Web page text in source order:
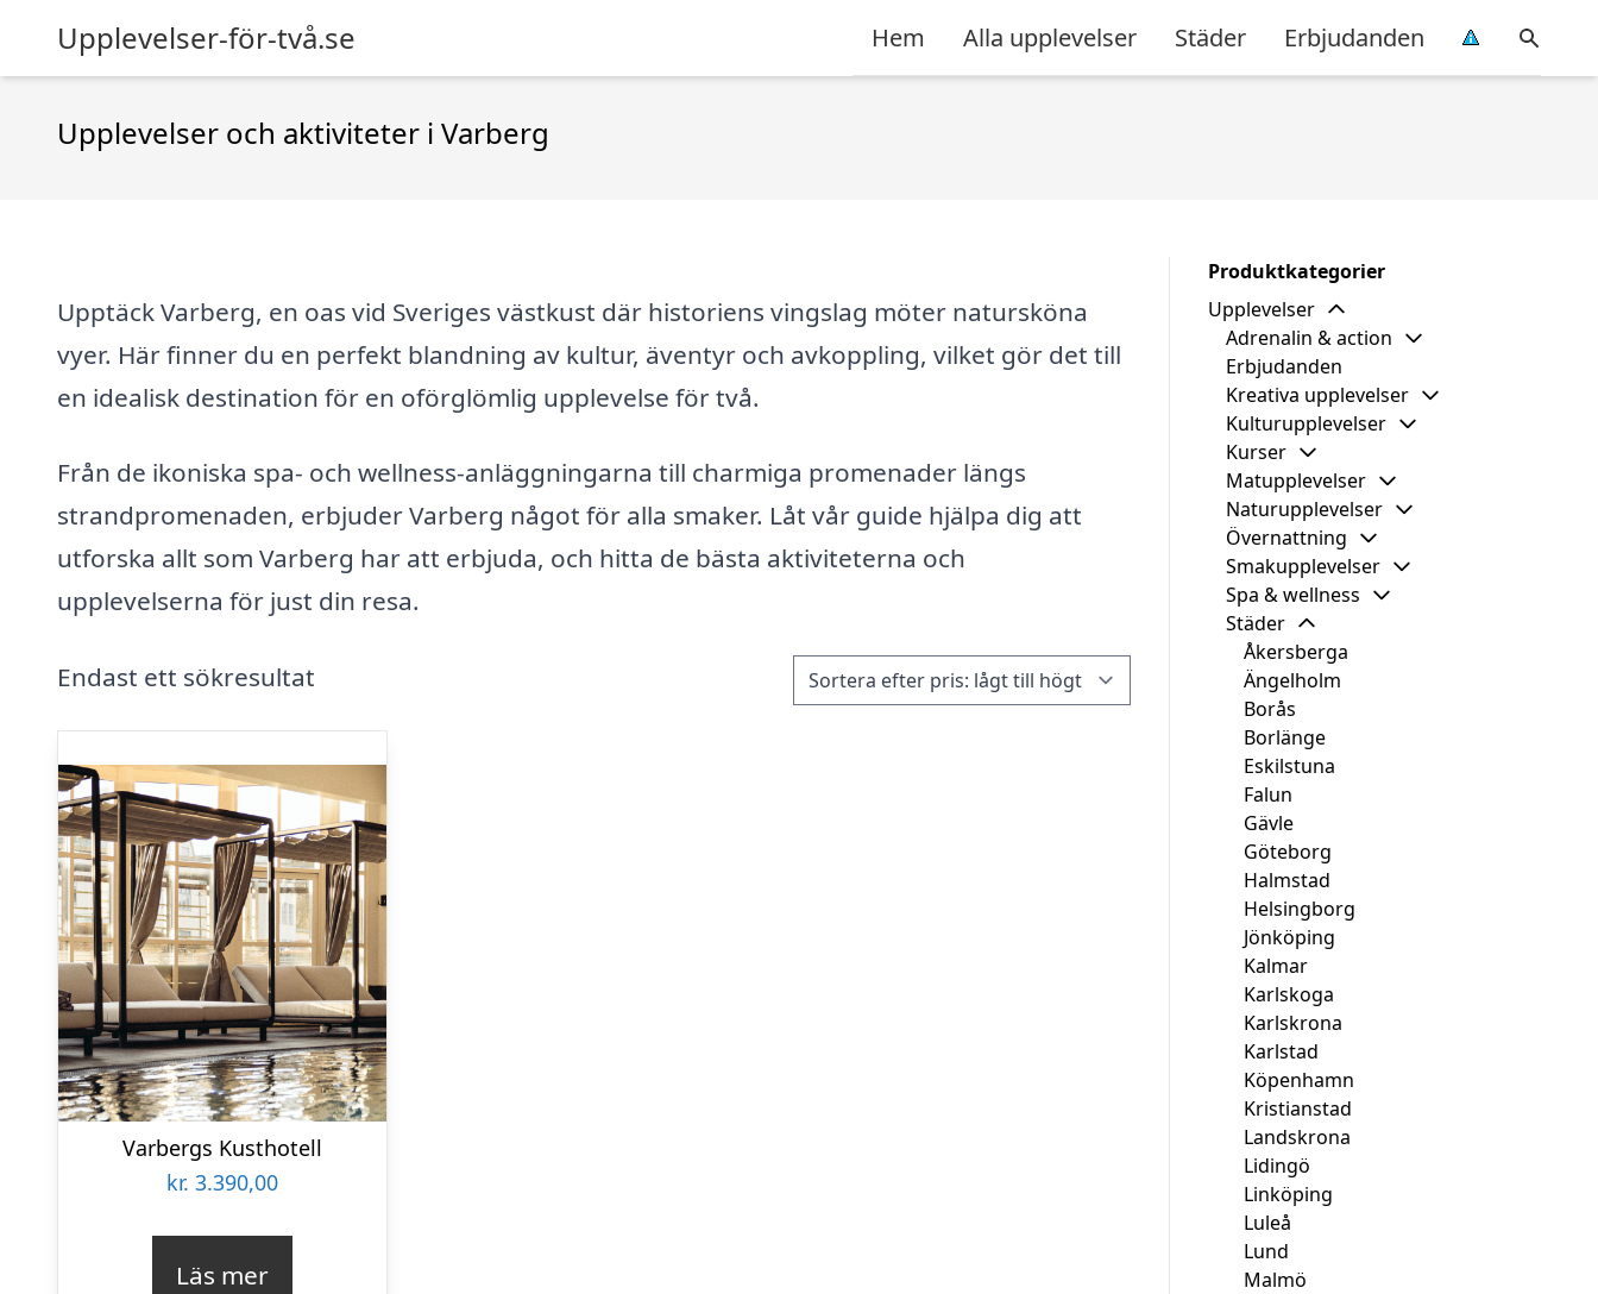
Upplevelser-för-två.se Hem Alla upplevelser Städer Erbjudanden
Upplevelser och aktiviteter i Varberg
Upptäck Varberg, en oas vid Sveriges västkust där historiens vingslag möter natursköna
vyer. Här finner du en perfekt blandning av kultur, äventyr och avkoppling, vilket gör det till
en idealisk destination för en oförglömlig upplevelse för två.
Från de ikoniska spa- och wellness-anläggningarna till charmiga promenader längs
strandpromenaden, erbjuder Varberg något för alla smaker. Låt vår guide hjälpa dig att
utforska allt som Varberg har att erbjuda, och hitta de bästa aktiviteterna och
upplevelserna för just din resa.
Endast ett sökresultat
Varbergs Kusthotell
kr. 3.390,00
Läs mer
Produktkategorier
Upplevelser
Adrenalin & action
Erbjudanden
Kreativa upplevelser
Kulturupplevelser
Kurser
Matupplevelser
Naturupplevelser
Övernattning
Smakupplevelser
Spa & wellness
Städer
Åkersberga
Ängelholm
Borås
Borlänge
Eskilstuna
Falun
Gävle
Göteborg
Halmstad
Helsingborg
Jönköping
Kalmar
Karlskoga
Karlskrona
Karlstad
Köpenhamn
Kristianstad
Landskrona
Lidingö
Linköping
Luleå
Lund
Malmö